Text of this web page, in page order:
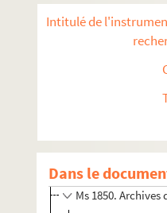
Intitulé de
Dans le
Ms 1750-75.
Ms 1766-225.
Ms 1766-226.
Ms 1766-227.
Ms 1792-3. Lettre
Ms 1793.
Ms 1850.